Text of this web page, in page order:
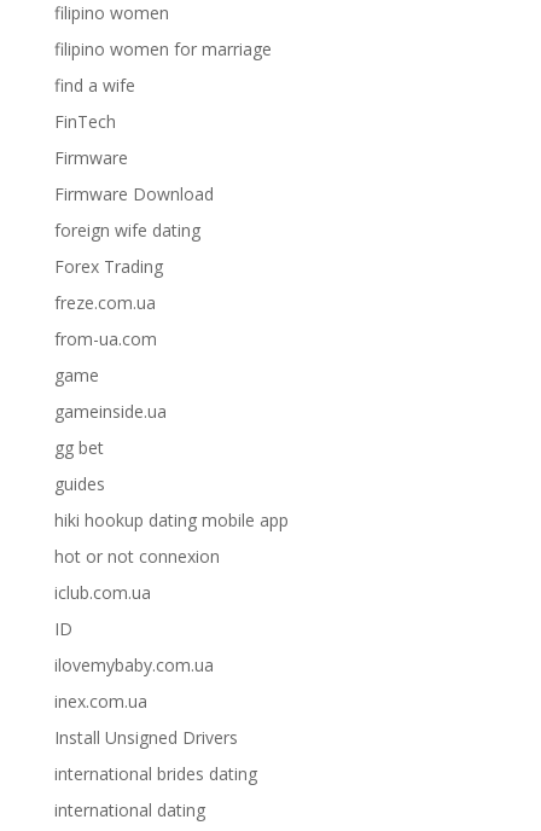
filipino women
filipino women for marriage
find a wife
FinTech
Firmware
Firmware Download
foreign wife dating
Forex Trading
freze.com.ua
from-ua.com
game
gameinside.ua
gg bet
guides
hiki hookup dating mobile app
hot or not connexion
iclub.com.ua
ID
ilovemybaby.com.ua
inex.com.ua
Install Unsigned Drivers
international brides dating
international dating